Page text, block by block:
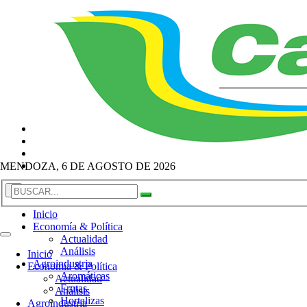
MENDOZA, 6 DE AGOSTO DE 2026
Inicio
Economía & Política
Actualidad
Análisis
Agroindustria
×
Inicio
Economía & Política
Actualidad
Análisis
Agroindustria
Aromáticas
Frutas
Hortalizas